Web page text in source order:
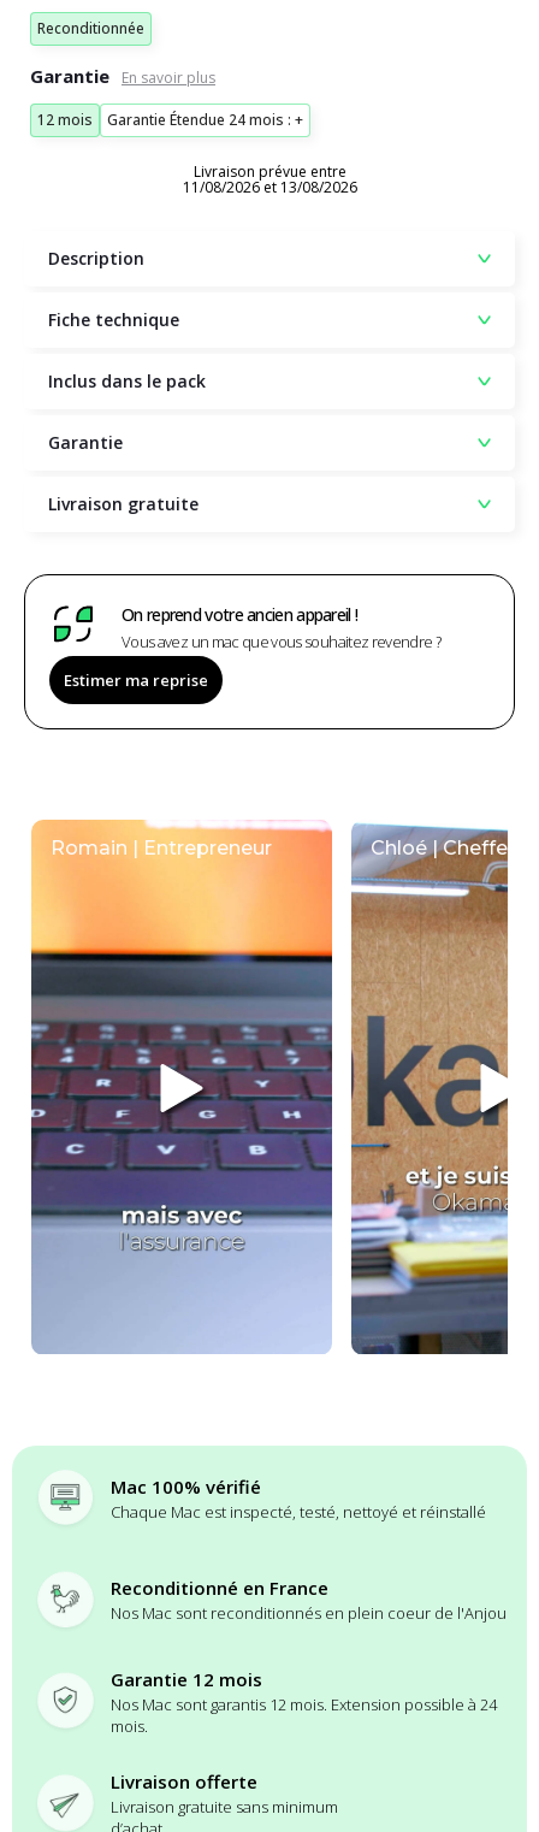
Reconditionnée
Garantie
12 mois Garantie Étendue 24 mois : +
Livraison prévue entre
11/08/2026 et 13/08/2026
Description
Fiche technique
Inclus dans le pack
Garantie
Livraison gratuite
On reprend votre ancien appareil !
Vous avez un mac que vous souhaitez revendre ?
Estimer ma reprise
Mac 100% vérifié
Chaque Mac est inspecté, testé, nettoyé et réinstallé
Reconditionné en France
Nos Mac sont reconditionnés en plein coeur de l'Anjou
Garantie 12 mois
Nos Mac sont garantis 12 mois. Extension possible à 24
mois.
Livraison offerte
Livraison gratuite sans minimum